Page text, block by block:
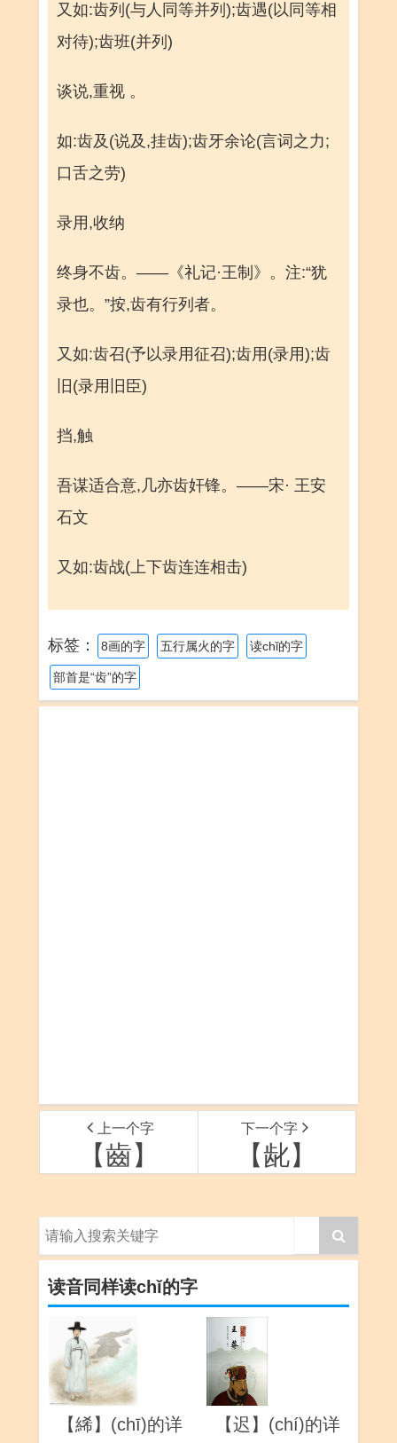
又如:齿列(与人同等并列);齿遇(以同等相
对待);齿班(并列)
谈说,重视 。
如:齿及(说及,挂齿);齿牙余论(言词之力;
口舌之劳)
录用,收纳
终身不齿。——《礼记·王制》。注:“犹
录也。”按,齿有行列者。
又如:齿召(予以录用征召);齿用(录用);齿
旧(录用旧臣)
挡,触
吾谋适合意,几亦齿奸锋。——宋· 王安
石文
又如:齿战(上下齿连连相击)
标签： 8画的字 五行属火的字 读chǐ的字
部首是“齿”的字
上一个字
【齒】
下一个字
【龀】
读音同样读chǐ的字
【絺】(chī)的详
【迟】(chí)的详